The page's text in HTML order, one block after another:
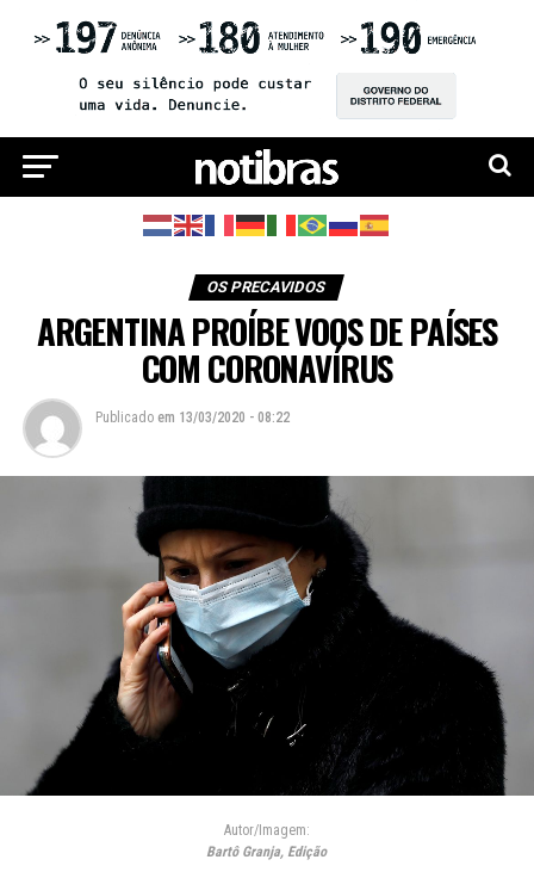
OS PRECAVIDOS
ARGENTINA PROÍBE VOOS DE PAÍSES
COM CORONAVÍRUS
Publicado em 13/03/2020 - 08:22
Autor/Imagem:
Bartô Granja, Edição